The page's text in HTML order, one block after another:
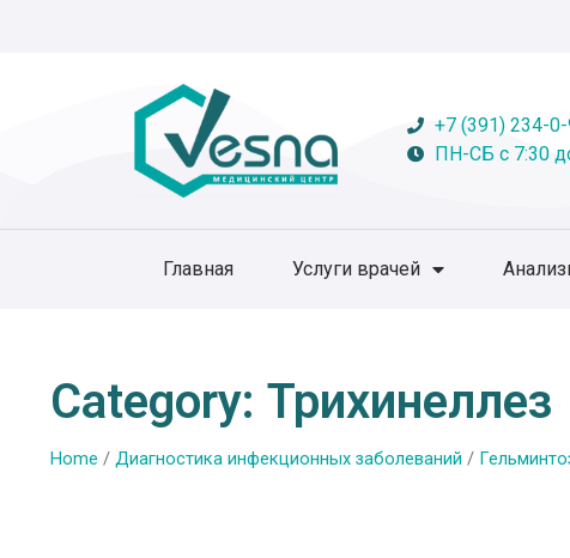
+7 (391) 234-
ПН-СБ с 7:30
Главная Услуги врачей
Category: Трихинеллез
Home / Диагностика инфекционных заболеваний /